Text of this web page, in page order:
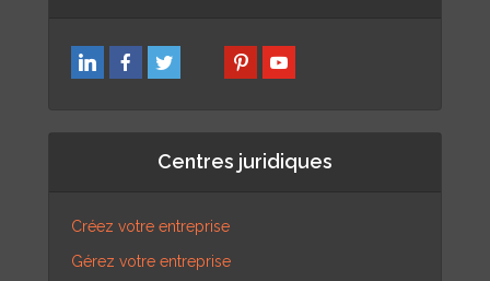
Centres juridiques
Créez votre entreprise
Gérez votre entreprise